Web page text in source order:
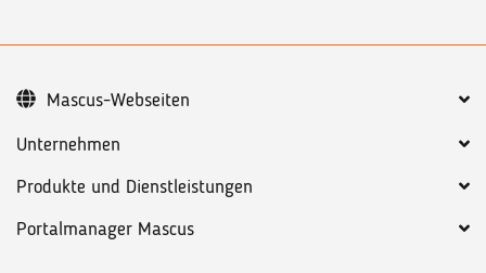
Unternehmen
Produkte und Dienstleistungen
Portalmanager Mascus
Mascus-Webseiten